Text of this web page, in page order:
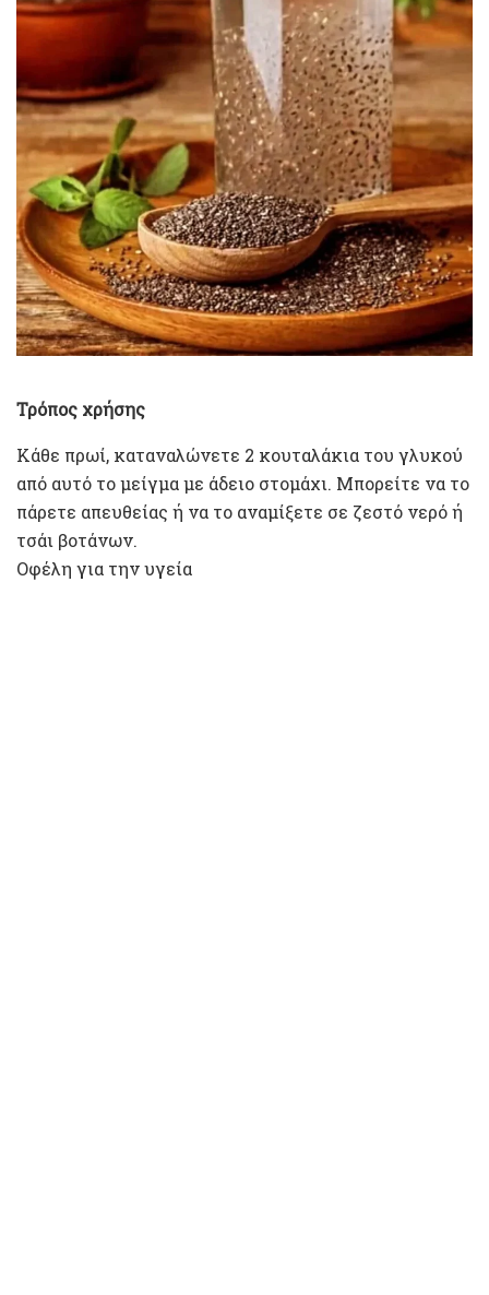
Τρόπος χρήσης
Κάθε πρωί, καταναλώνετε 2 κουταλάκια του γλυκού
από αυτό το μείγμα με άδειο στομάχι. Μπορείτε να το
πάρετε απευθείας ή να το αναμίξετε σε ζεστό νερό ή
τσάι βοτάνων.
Οφέλη για την υγεία